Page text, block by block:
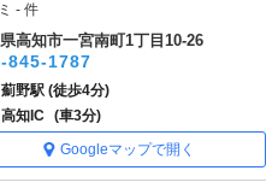
- 件
高知市一宮南町1丁目10-26
845-1787
薊野駅 (徒歩4分)
高知IC (車3分)
Googleマップで開く